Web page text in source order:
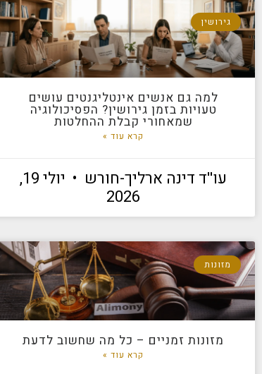
גירושין
למה גם אנשים אינטליגנטים עושים
טעויות בזמן גירושין? הפסיכולוגיה
שמאחורי קבלת ההחלטות
קרא עוד »
עו''ד דינה ארליך-חורש
יולי 19,
2026
מזונות
מזונות זמניים – כל מה שחשוב לדעת
קרא עוד »